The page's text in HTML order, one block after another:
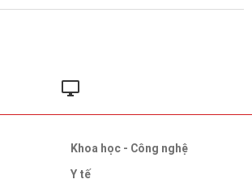
Khoa học - Công nghệ
Y tế